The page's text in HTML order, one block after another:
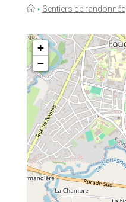
Fil
Sentiers de randonnée
+
−